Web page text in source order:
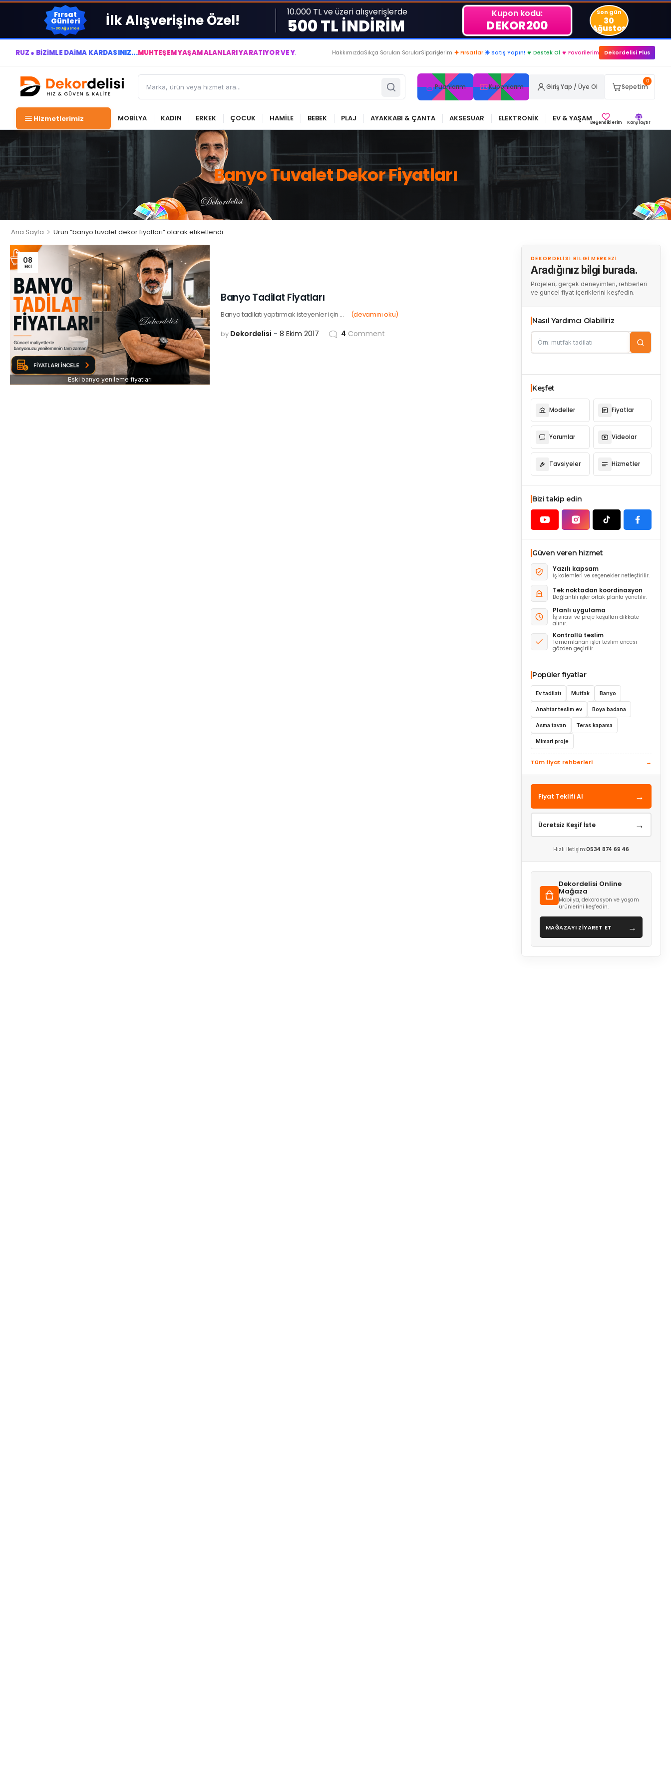
Fırsat
Günleri
1-30 Ağustos İlk Alışverişine Özel! 10.000 TL ve üzeri alışverişlerde
500 TL İNDİRİM
Kupon kodu:
DEKOR200
Son gün
30
Ağustos
BİZİMLE DAİMA KÂRDASINIZ...MUHTEŞEM YAŞAM ALANLARI YARATIYOR VE YAŞATIYORUZ ● BİZİMLE DAİMA KÂRDASINIZ...
HakkımızdaSıkça Sorulan SorularSiparişlerim ✦ Fırsatlar ☀ Satış Yapın! ♥ Destek Ol ♥ Favorilerim Dekordelisi Plus
Puanlarım Kuponlarım Giriş Yap / Üye Ol
0
Sepetim
Hizmetlerimiz MOBİLYA KADIN ERKEK ÇOCUK HAMİLE BEBEK PLAJ AYAKKABI & ÇANTA AKSESUAR ELEKTRONİK EV & YAŞAMBeğendiklerim Karşılaştır
Banyo Tuvalet Dekor Fiyatları
Ana Sayfa > Ürün “banyo tuvalet dekor fiyatları” olarak etiketlendi
DEKORDELISI BILGI MERKEZI
Aradığınız bilgi burada.
Projeleri, gerçek deneyimleri, rehberleri
ve güncel fiyat içeriklerini keşfedin.
Nasıl Yardımcı Olabiliriz
Keşfet
Modeller Fiyatlar
Yorumlar Videolar
Tavsiyeler Hizmetler
Bizi takip edin
Güven veren hizmet
Yazılı kapsam
İş kalemleri ve seçenekler netleştirilir.
Tek noktadan koordinasyon
Bağlantılı işler ortak planla yönetilir.
Planlı uygulama
İş sırası ve proje koşulları dikkate
alınır.
Kontrollü teslim
Tamamlanan işler teslim öncesi
gözden geçirilir.
Popüler fiyatlar
Ev tadilatı Mutfak Banyo
Anahtar teslim ev Boya badana
Asma tavan Teras kapama
Mimari proje
Tüm fiyat rehberleri →
Fiyat Teklifi Al →
Ücretsiz Keşif İste →
Hızlı iletişim:0534 874 69 46
Dekordelisi Online
Mağaza
Mobilya, dekorasyon ve yaşam
ürünlerini keşfedin.
MAĞAZAYI ZİYARET ET →
08
EKI
Eski banyo yenileme fiyatları
Banyo Tadilat Fiyatları
Banyo tadilatı yaptırmak isteyenler için ... (devamını oku)
by Dekordelisi 8 Ekim 2017 4 Comment